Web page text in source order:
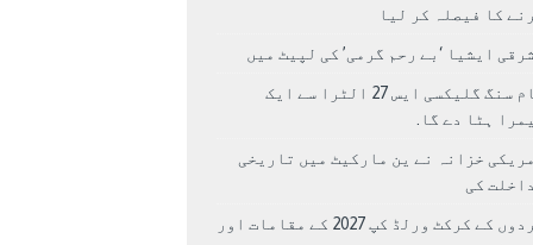
کا فیصلہ کر لیا
ایشیا ‘بے رحم گرمی’ کی لپیٹ میں
سام سنگ گلیکسی ایس 27 الٹرا سے ایک
ہٹا دے گا.
خزانہ نے ین مارکیٹ میں تاریخی
کی
مردوں کے کرکٹ ورلڈ کپ 2027 کے مقامات اور